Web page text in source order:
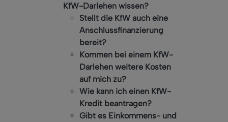
KfW-Darlehen wissen?
Stellt die KfW auch eine
Anschlussfinanzierung
bereit?
Kommen bei einem KfW-
Darlehen weitere Kosten
auf mich zu?
Wie kann ich einen KfW-
Kredit beantragen?
Gibt es Einkommens- und